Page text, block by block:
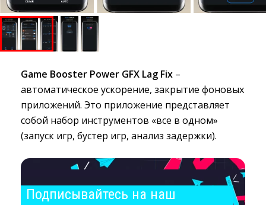
Game Booster Power GFX Lag Fix –
автоматическое ускорение, закрытие фоновых
приложений. Это приложение представляет
собой набор инструментов «все в одном»
(запуск игр, бустер игр, анализ задержки).
Подписывайтесь на наш